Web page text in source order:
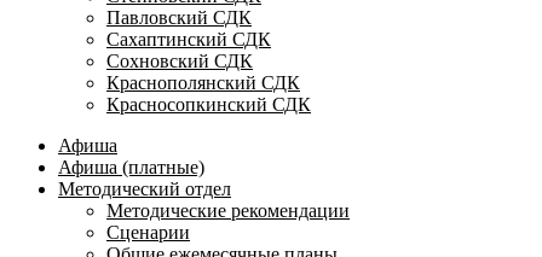
Павловский СДК
Сахаптинский СДК
Сохновский СДК
Краснополянский СДК
Красносопкинский СДК
Афиша
Афиша (платные)
Методический отдел
Методические рекомендации
Сценарии